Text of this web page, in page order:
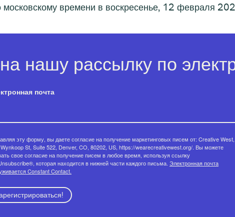
времени в воскресенье, 12 февраля
нашу рассылку по
почта
эту форму, вы даете согласие на получение маркетинговых писем от: Creative West,
St, Suite 522, Denver, CO, 80202, US, https://wearecreativewest.org/. Вы можете
свое согласие на получение писем в любое время, используя ссылку
которая находится в нижней части каждого письма. Электронная почта
Constant Contact.